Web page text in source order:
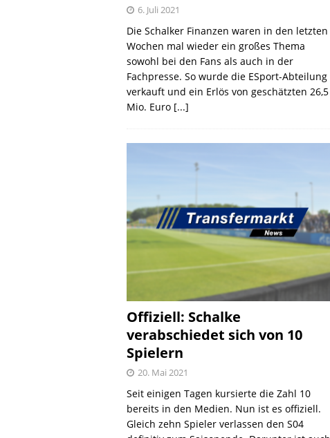
6. Juli 2021
Die Schalker Finanzen waren in den letzten
Wochen mal wieder ein großes Thema
sowohl bei den Fans als auch in der
Fachpresse. So wurde die ESport-Abteilung
verkauft und ein Erlös von geschätzten 26,5
Mio. Euro [...]
Offiziell: Schalke
verabschiedet sich von 10
Spielern
20. Mai 2021
Seit einigen Tagen kursierte die Zahl 10
bereits in den Medien. Nun ist es offiziell.
Gleich zehn Spieler verlassen den S04